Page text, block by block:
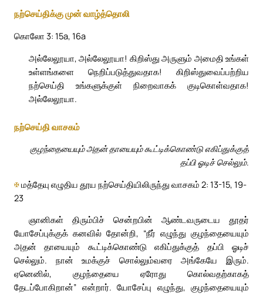
நற்செய்திக்கு முன் வாழ்த்தொலி
கொலோ 3: 15a, 16a
அல்லேலூயா, அல்லேலூயா! கிறிஸ்து அருளும் அமைதி உங்கள்
உள்ளங்களை நெறிப்படுத்துவதாக! கிறிஸ்துவைப்பற்றிய
நற்செய்தி உங்களுக்குள் நிறைவாகக் குடிகொள்வதாக!
அல்லேலூயா.
நற்செய்தி வாசகம்
குழந்தையையும் அதன் தாயையும் கூட்டிக்கொண்டு எகிப்துக்குத்
தப்பி ஓடிச் செல்லும்.
✠மத்தேயு எழுதிய தூய நற்செய்தியிலிருந்து வாசகம் 2: 13-15, 19-
23
ஞானிகள் திரும்பிச் சென்றபின் ஆண்டவருடைய தூதர்
யோசேப்புக்குக் கனவில் தோன்றி, “நீர் எழுந்து குழந்தையையும்
அதன் தாயையும் கூட்டிக்கொண்டு எகிப்துக்குத் தப்பி ஓடிச்
செல்லும். நான் உமக்குச் சொல்லும்வரை அங்கேயே இரும்.
ஏனெனில், குழந்தையை ஏரோது கொல்வதற்காகத்
தேடப்போகிறான்” என்றார். யோசேப்பு எழுந்து, குழந்தையையும்